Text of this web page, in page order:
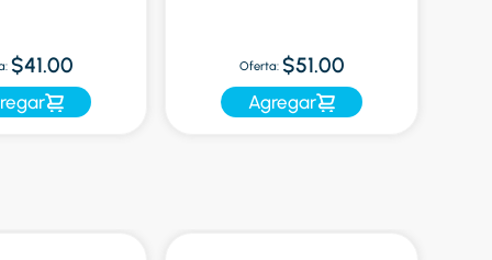
$41.00 Oferta: $51.00
Agregar